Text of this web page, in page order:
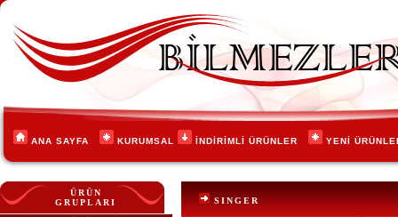
ANA SAYFA KURUMSAL İNDİRİMLİ ÜRÜNLER YENİ
ÜRÜN
GRUPLARI
SINGER